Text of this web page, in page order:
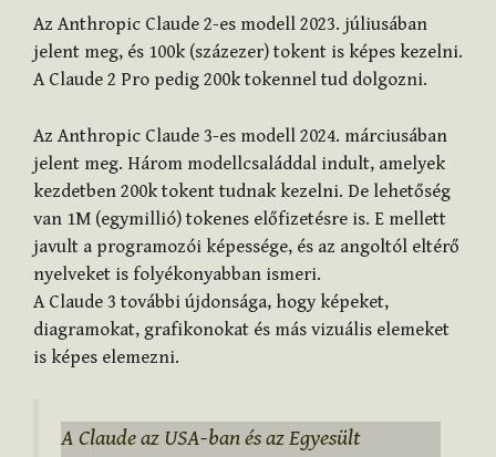
Az Anthropic Claude 2-es modell 2023. júliusában
jelent meg, és 100k (százezer) tokent is képes kezelni.
A Claude 2 Pro pedig 200k tokennel tud dolgozni.
Az Anthropic Claude 3-es modell 2024. márciusában
jelent meg. Három modellcsaláddal indult, amelyek
kezdetben 200k tokent tudnak kezelni. De lehetőség
van 1M (egymillió) tokenes előfizetésre is. E mellett
javult a programozói képessége, és az angoltól eltérő
nyelveket is folyékonyabban ismeri.
A Claude 3 további újdonsága, hogy képeket,
diagramokat, grafikonokat és más vizuális elemeket
is képes elemezni.
A Claude az USA-ban és az Egyesült